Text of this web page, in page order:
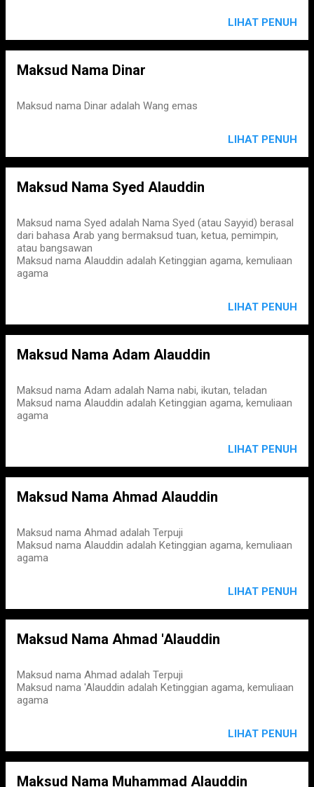
LIHAT PENUH
Maksud Nama Dinar
Maksud nama Dinar adalah Wang emas
LIHAT PENUH
Maksud Nama Syed Alauddin
Maksud nama Syed adalah Nama Syed (atau Sayyid) berasal
dari bahasa Arab yang bermaksud tuan, ketua, pemimpin,
atau bangsawan
Maksud nama Alauddin adalah Ketinggian agama, kemuliaan
agama
LIHAT PENUH
Maksud Nama Adam Alauddin
Maksud nama Adam adalah Nama nabi, ikutan, teladan
Maksud nama Alauddin adalah Ketinggian agama, kemuliaan
agama
LIHAT PENUH
Maksud Nama Ahmad Alauddin
Maksud nama Ahmad adalah Terpuji
Maksud nama Alauddin adalah Ketinggian agama, kemuliaan
agama
LIHAT PENUH
Maksud Nama Ahmad 'Alauddin
Maksud nama Ahmad adalah Terpuji
Maksud nama 'Alauddin adalah Ketinggian agama, kemuliaan
agama
LIHAT PENUH
Maksud Nama Muhammad Alauddin